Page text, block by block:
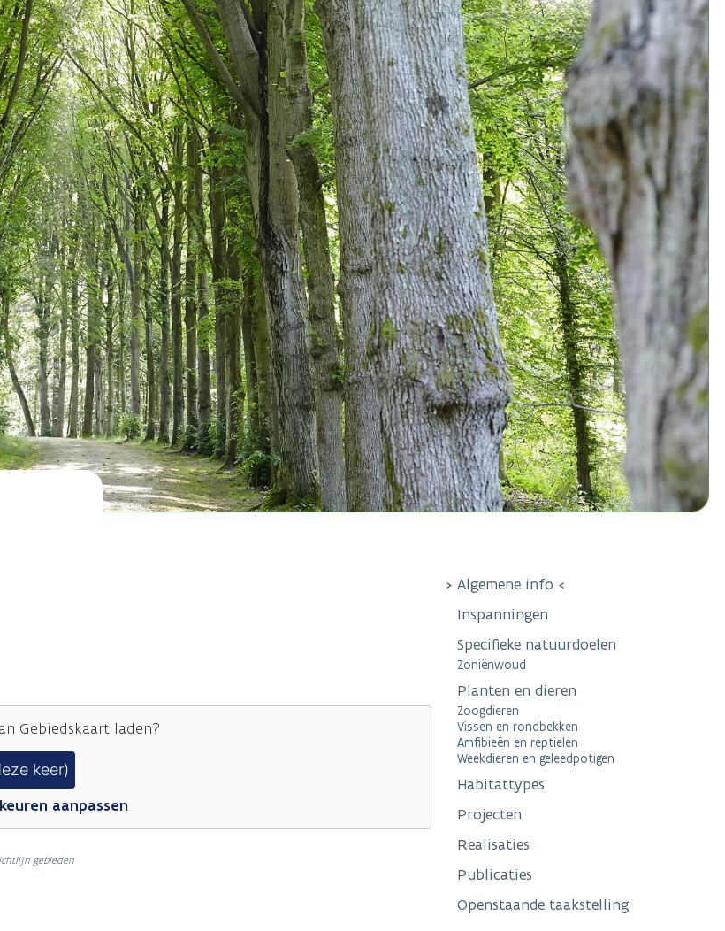
Gebiedskaartladen?
keer)
aanpassen
gebieden
Algemene info
Inspanningen
Specifieke natuurdoelen
Zoniënwoud
Planten en dieren
Zoogdieren
Vissen en rondbekken
Amfibieën en reptielen
Weekdieren en geleedpotigen
Habitattypes
Projecten
Realisaties
Publicaties
Openstaande taakstelling